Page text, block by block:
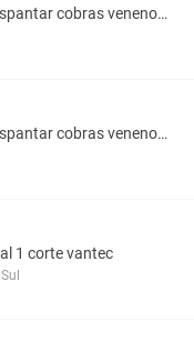
Solim - 1 , produto para espantar cobras venenosa
Solim - 1 , produto para espantar cobras venenosa
1 corte vantec